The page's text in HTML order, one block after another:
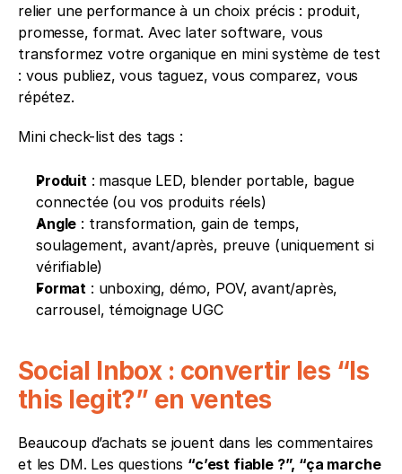
relier une performance à un choix précis : produit,
promesse, format. Avec later software, vous
transformez votre organique en mini système de test
: vous publiez, vous taguez, vous comparez, vous
répétez.
Mini check-list des tags :
Produit : masque LED, blender portable, bague
connectée (ou vos produits réels)
Angle : transformation, gain de temps,
soulagement, avant/après, preuve (uniquement si
vérifiable)
Format : unboxing, démo, POV, avant/après,
carrousel, témoignage UGC
Social Inbox : convertir les “Is
this legit?” en ventes
Beaucoup d’achats se jouent dans les commentaires
et les DM. Les questions “c’est fiable ?”, “ça marche